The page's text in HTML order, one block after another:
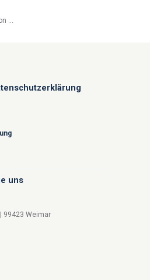
...
uns
99423 Weimar